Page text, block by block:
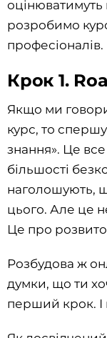
розробимо
професіоналів.
Крок 1.
Якщо ми
курс, то
знання». Це
більшості
наголошують,
цього. Але це
Це про
Розбудова ж
думки, що ти
перший крок.